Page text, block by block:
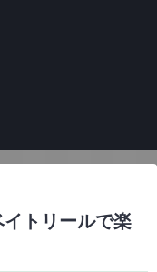
トリールで楽